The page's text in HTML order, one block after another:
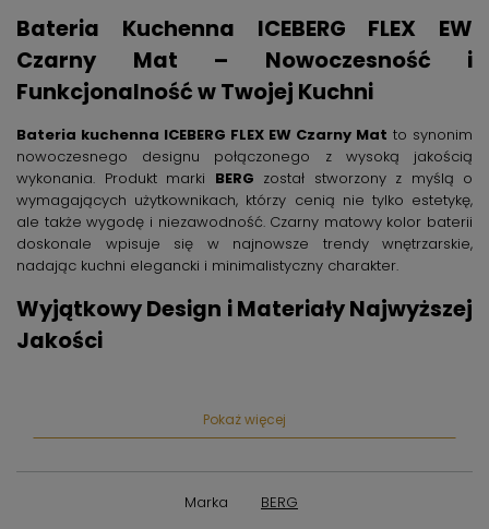
Bateria Kuchenna ICEBERG FLEX EW
Czarny Mat – Nowoczesność i
Funkcjonalność w Twojej Kuchni
Bateria kuchenna ICEBERG FLEX EW Czarny Mat to synonim
nowoczesnego designu połączonego z wysoką jakością
wykonania. Produkt marki BERG został stworzony z myślą o
wymagających użytkownikach, którzy cenią nie tylko estetykę,
ale także wygodę i niezawodność. Czarny matowy kolor baterii
doskonale wpisuje się w najnowsze trendy wnętrzarskie,
nadając kuchni elegancki i minimalistyczny charakter.
Wyjątkowy Design i Materiały Najwyższej
Jakości
matowym wykończeniu jest odporna na zarysowania i łatwa w
wygląd na długie lata. Solidna konstrukcja oparta na
niezawodność nawet przy intensywnym użytkowaniu.
Pokaż więcej
Marka
BERG